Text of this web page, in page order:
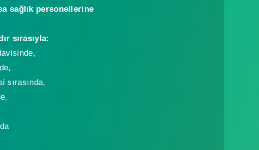
sağlık personellerine
sırasıyla:
sırasında,